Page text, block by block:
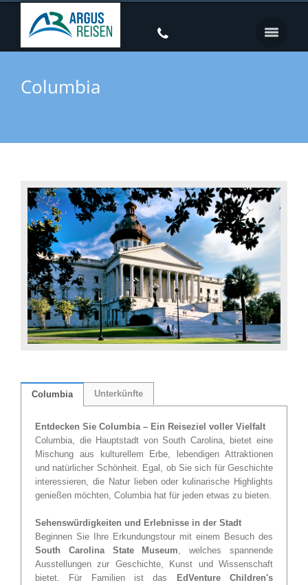
Columbia
Columbia Unterkünfte
Entdecken Sie Columbia – Ein Reiseziel voller Vielfalt
Columbia, die Hauptstadt von South Carolina, bietet eine
Mischung aus kulturellem Erbe, lebendigen Attraktionen
und natürlicher Schönheit. Egal, ob Sie sich für Geschichte
interessieren, die Natur lieben oder kulinarische Highlights
genießen möchten, Columbia hat für jeden etwas zu bieten.
Sehenswürdigkeiten und Erlebnisse in der Stadt
Beginnen Sie Ihre Erkundungstour mit einem Besuch des
South Carolina State Museum , welches spannende
Ausstellungen zur Geschichte, Kunst und Wissenschaft
bietet. Für Familien ist das
EdVenture Children's